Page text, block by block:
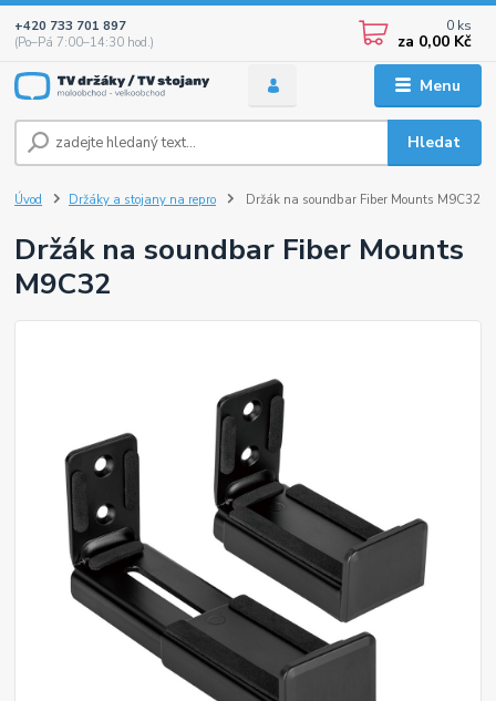
Menu
Hledat
+420 733 701 897
(Po–Pá 7:00–14:30 hod.)
0 ks
za 0,00 Kč
Úvod Držáky a stojany na repro Držák na soundbar Fiber Mounts M9C32
Držák na soundbar Fiber Mounts
M9C32